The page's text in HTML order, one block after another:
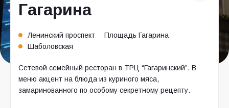
Гагарина
Ленинский проспект
Площадь Гагарина
Шаболовская
Сетевой семейный ресторан в ТРЦ “Гагаринский”. В
меню акцент на блюда из куриного мяса,
замаринованного по особому секретному рецепту.